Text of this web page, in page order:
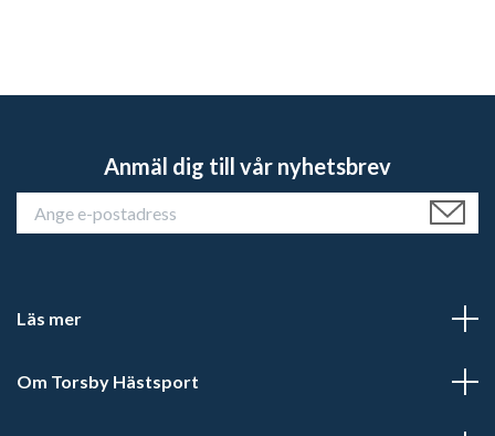
Anmäl dig till vår nyhetsbrev
Läs mer
Om Torsby Hästsport